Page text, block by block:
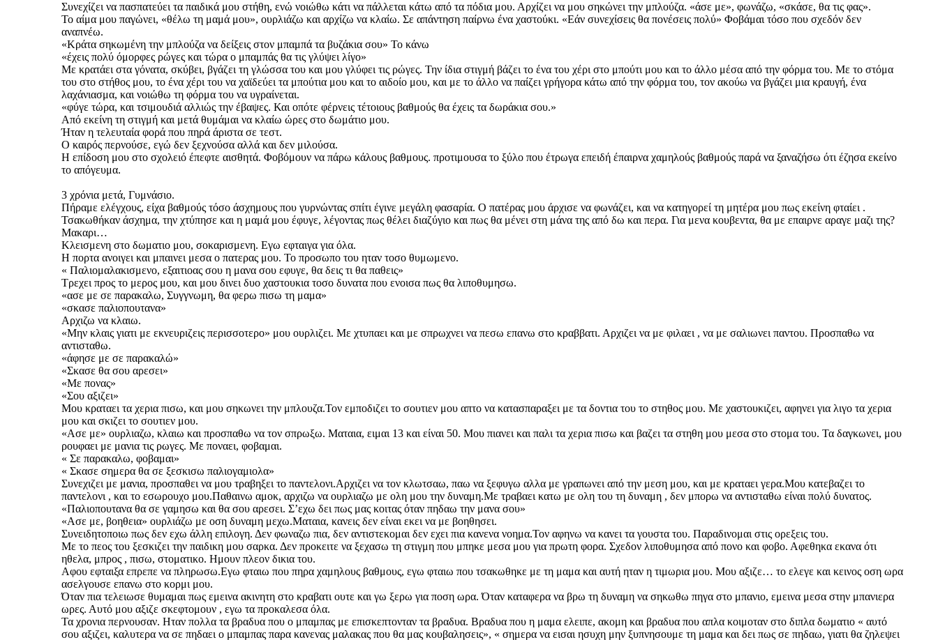
Συνεχίζει να πασπατεύει τα παιδικά μου στήθη, ενώ νοιώθω κάτι να πάλλεται κάτω από τα πόδια μου. Αρχίζει να μου σηκώνει την μπλούζα. «άσε με», φωνάζω, «σκάσε, θα τις φας».
Το αίμα μου παγώνει, «θέλω τη μαμά μου», ουρλιάζω και αρχίζω να κλαίω. Σε απάντηση παίρνω ένα χαστούκι. «Εάν συνεχίσεις θα πονέσεις πολύ» Φοβάμαι τόσο που σχεδόν δεν
αναπνέω.
«Κράτα σηκωμένη την μπλούζα να δείξεις στον μπαμπά τα βυζάκια σου» Το κάνω
«έχεις πολύ όμορφες ρώγες και τώρα ο μπαμπάς θα τις γλύψει λίγο»
Με κρατάει στα γόνατα, σκύβει, βγάζει τη γλώσσα του και μου γλύφει τις ρώγες. Την ίδια στιγμή βάζει το ένα του χέρι στο μπούτι μου και το άλλο μέσα από την φόρμα του. Με το στόμα
του στο στήθος μου, το ένα χέρι του να χαϊδεύει τα μπούτια μου και το αιδοίο μου, και με το άλλο να παίζει γρήγορα κάτω από την φόρμα του, τον ακούω να βγάζει μια κραυγή, ένα
λαχάνιασμα, και νοιώθω τη φόρμα του να υγραίνεται.
«φύγε τώρα, και τσιμουδιά αλλιώς την έβαψες. Και οπότε φέρνεις τέτοιους βαθμούς θα έχεις τα δωράκια σου.»
Από εκείνη τη στιγμή και μετά θυμάμαι να κλαίω ώρες στο δωμάτιο μου.
Ήταν η τελευταία φορά που πηρά άριστα σε τεστ.
Ο καιρός περνούσε, εγώ δεν ξεχνούσα αλλά και δεν μιλούσα.
Η επίδοση μου στο σχολειό έπεφτε αισθητά. Φοβόμουν να πάρω κάλους βαθμους. προτιμουσα το ξύλο που έτρωγα επειδή έπαιρνα χαμηλούς βαθμούς παρά να ξαναζήσω ότι έζησα εκείνο
το απόγευμα.
3 χρόνια μετά, Γυμνάσιο.
Πήραμε ελέγχους, είχα βαθμούς τόσο άσχημους που γυρνώντας σπίτι έγινε μεγάλη φασαρία. Ο πατέρας μου άρχισε να φωνάζει, και να κατηγορεί τη μητέρα μου πως εκείνη φταίει .
Τσακωθήκαν άσχημα, την χτύπησε και η μαμά μου έφυγε, λέγοντας πως θέλει διαζύγιο και πως θα μένει στη μάνα της από δω και περα. Για μενα κουβεντα, θα με επαιρνε αραγε μαζι της?
Μακαρι…
Κλεισμενη στο δωματιο μου, σοκαρισμενη. Εγω εφταιγα για όλα.
Η πορτα ανοιγει και μπαινει μεσα ο πατερας μου. Το προσωπο του ηταν τοσο θυμωμενο.
« Παλιομαλακισμενο, εξαιτιοας σου η μανα σου εφυγε, θα δεις τι θα παθεις»
Τρεχει προς το μερος μου, και μου δινει δυο χαστουκια τοσο δυνατα που ενοισα πως θα λιποθυμησω.
«ασε με σε παρακαλω, Συγγνωμη, θα φερω πισω τη μαμα»
«σκασε παλιοπουτανα»
Αρχιζω να κλαιω.
«Μην κλαις γιατι με εκνευριζεις περισσοτερο» μου ουρλιζει. Με χτυπαει και με σπρωχνει να πεσω επανω στο κραββατι. Αρχιζει να με φιλαει , να με σαλιωνει παντου. Προσπαθω να
αντισταθω.
«άφησε με σε παρακαλώ»
«Σκασε θα σου αρεσει»
«Με πονας»
«Σου αξιζει»
Μου κραταει τα χερια πισω, και μου σηκωνει την μπλουζα.Τον εμποδιζει το σουτιεν μου απτο να κατασπαραξει με τα δοντια του το στηθος μου. Με χαστουκιζει, αφηνει για λιγο τα χερια
μου και σκιζει το σουτιεν μου.
«Ασε με» ουρλιαζω, κλαιω και προσπαθω να τον σπρωξω. Ματαια, ειμαι 13 και είναι 50. Μου πιανει και παλι τα χερια πισω και βαζει τα στηθη μου μεσα στο στομα του. Τα δαγκωνει, μου
ρουφαει με μανια τις ρωγες. Με ποναει, φοβαμαι.
« Σε παρακαλω, φοβαμαι»
« Σκασε σημερα θα σε ξεσκισω παλιογαμιολα»
Συνεχιζει με μανια, προσπαθει να μου τραβηξει το παντελονι.Αρχιζει να τον κλωτσαω, παω να ξεφυγω αλλα με γραπωνει από την μεση μου, και με κραταει γερα.Μου κατεβαζει το
παντελονι , και το εσωρουχο μου.Παθαινω αμοκ, αρχιζω να ουρλιαζω με ολη μου την δυναμη.Με τραβαει κατω με ολη του τη δυναμη , δεν μπορω να αντισταθω είναι πολύ δυνατος.
«Παλιοπουτανα θα σε γαμησω και θα σου αρεσει. Σ’εχω δει πως μας κοιτας όταν πηδαω την μανα σου»
«Ασε με, βοηθεια» ουρλιάζω με οση δυναμη μεχω.Ματαια, κανεις δεν είναι εκει να με βοηθησει.
Συνειδητοποιω πως δεν εχω άλλη επιλογη. Δεν φωναζω πια, δεν αντιστεκομαι δεν εχει πια κανενα νοημα.Τον αφηνω να κανει τα γουστα του. Παραδινομαι στις ορεξεις του.
Με το πεος του ξεσκιζει την παιδικη μου σαρκα. Δεν προκειτε να ξεχασω τη στιγμη που μπηκε μεσα μου για πρωτη φορα. Σχεδον λιποθυμησα από πονο και φοβο. Αφεθηκα εκανα ότι
ηθελα, μπρος , πισω, στοματικο. Ημουν πλεον δικια του.
Αφου εφταιξα επρεπε να πληρωσω.Εγω φταιω που πηρα χαμηλους βαθμους, εγω φταιω που τσακωθηκε με τη μαμα και αυτή ηταν η τιμωρια μου. Μου αξιζε… το ελεγε και κεινος οση ωρα
ασελγουσε επανω στο κορμι μου.
Όταν πια τελειωσε θυμαμαι πως εμεινα ακινητη στο κραβατι ουτε και γω ξερω για ποση ωρα. Όταν καταφερα να βρω τη δυναμη να σηκωθω πηγα στο μπανιο, εμεινα μεσα στην μπανιερα
ωρες. Αυτό μου αξιζε σκεφτομουν , εγω τα προκαλεσα όλα.
Τα χρονια περνουσαν. Ηταν πολλα τα βραδυα που ο μπαμπας με επισκεπτονταν τα βραδυα. Βραδυα που η μαμα ελειπε, ακομη και βραδυα που απλα κοιμοταν στο διπλα δωματιο « αυτό
σου αξιζει, καλυτερα να σε πηδαει ο μπαμπας παρα κανενας μαλακας που θα μας κουβαλησεις», « σημερα να εισαι ησυχη μην ξυπνησουμε τη μαμα και δει πως σε πηδαω, γιατι θα ζηλεψει